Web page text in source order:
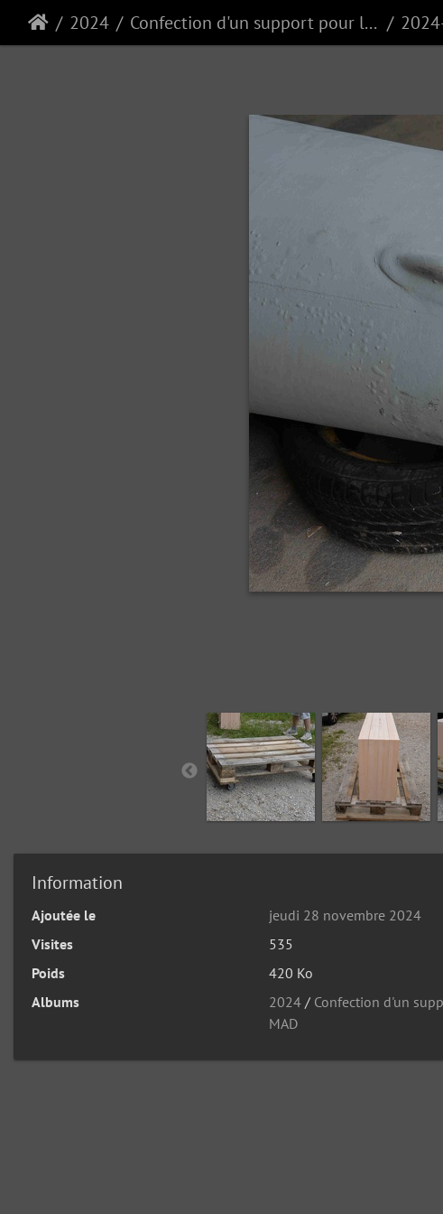
2024 Confection d'un support pour la queue MAD
Information
Ajoutée le
jeudi 28 novembre 2024
Visites
535
Poids
420 Ko
Albums
2024 / Confection d'un
MAD